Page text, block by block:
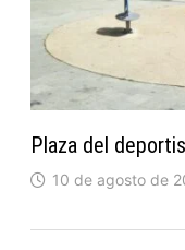
Plaza del
10 de agosto de